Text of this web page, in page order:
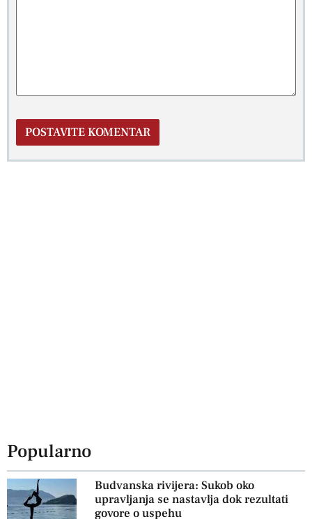
Popularno
Budvanska rivijera: Sukob oko
upravljanja se nastavlja dok rezultati
govore o uspehu